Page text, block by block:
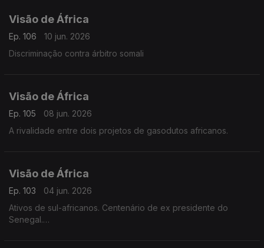
Visão de África
Ep. 106
10 jun. 2026
Discriminação contra árbitro somali
Visão de África
Ep. 105
08 jun. 2026
A rivalidade entre dois projetos de gasodutos africanos.
Visão de África
Ep. 103
04 jun. 2026
Ativos de sul-africanos. Centenário de ex presidente do
Senegal.